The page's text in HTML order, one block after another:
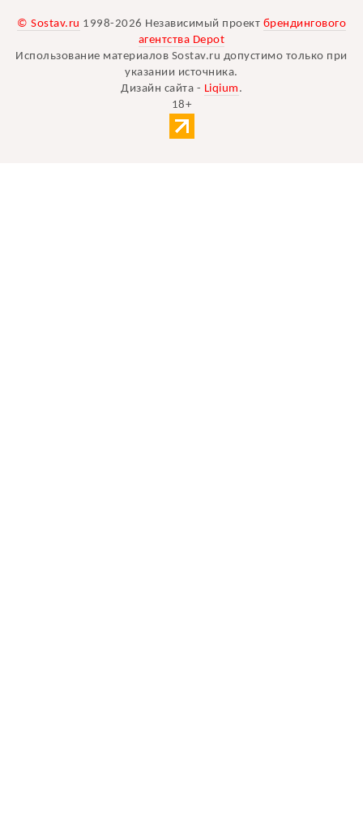
© Sostav.ru 1998-2026 Независимый проект брендингового
агентства Depot
Использование материалов Sostav.ru допустимо только при
указании источника.
Дизайн сайта - Liqium .
18+